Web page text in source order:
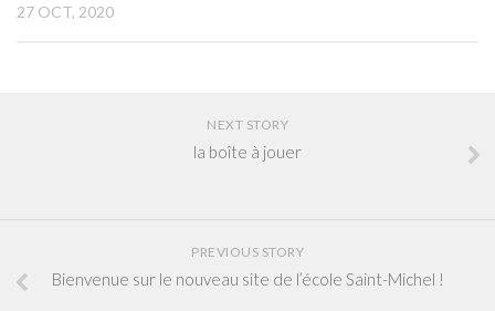
27 OCT, 2020
NEXT STORY
la boîte à jouer
PREVIOUS STORY
Bienvenue sur le nouveau site de l’école Saint-Michel !